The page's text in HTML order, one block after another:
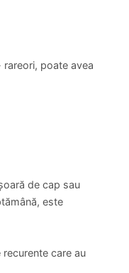
poate avea
de cap sau
este
care au